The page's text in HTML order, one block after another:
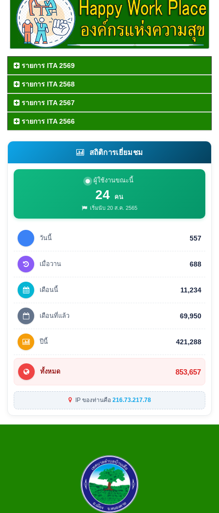
รายการ ITA 2569
รายการ ITA 2568
รายการ ITA 2567
รายการ ITA 2566
สถิติการเยี่ยมชม
ผู้ใช้งานขณะนี้
24 คน
เริ่มนับ 20 ส.ค. 2565
วันนี้ 557
เมื่อวาน 688
เดือนนี้ 11,234
เดือนที่แล้ว 69,950
ปีนี้ 421,288
ทั้งหมด 853,657
IP ของท่านคือ 216.73.217.78